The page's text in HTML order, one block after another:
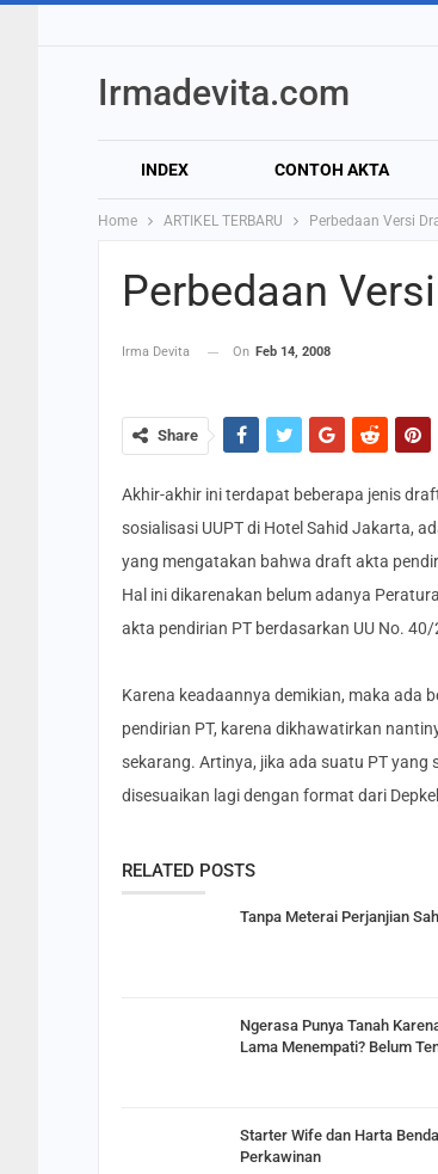
Irmadevita.com
INDEX CONTOH AKTA
Home ARTIKEL TERBARU Perbedaan Versi
Perbedaan
Irma Devita On Feb 14, 2008
Share
Akhir-akhir ini terdapat beberapa jenis
sosialisasi UUPT di Hotel Sahid Jakarta,
yang mengatakan bahwa draft akta
Hal ini dikarenakan belum adanya
akta pendirian PT berdasarkan UU No.
Karena keadaannya demikian, maka ada
pendirian PT, karena dikhawatirkan
sekarang. Artinya, jika ada suatu PT
disesuaikan lagi dengan format dari
RELATED POSTS
Tanpa Meterai Perjanjian
Ngerasa Punya Tanah
Lama Menempati? Belum
Starter Wife dan Harta
Perkawinan